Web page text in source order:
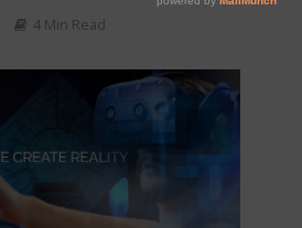
4 Min Read